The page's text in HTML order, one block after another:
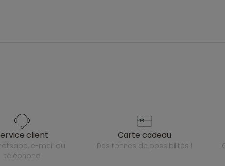
service client
téléphone
carte cadeau
des tonnes de possibilités !